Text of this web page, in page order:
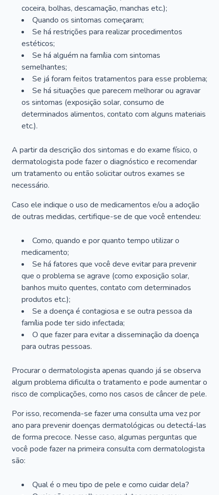
coceira, bolhas, descamação, manchas etc.);
Quando os sintomas começaram;
Se há restrições para realizar procedimentos
estéticos;
Se há alguém na família com sintomas
semelhantes;
Se já foram feitos tratamentos para esse problema;
Se há situações que parecem melhorar ou agravar
os sintomas (exposição solar, consumo de
determinados alimentos, contato com alguns materiais
etc.).
A partir da descrição dos sintomas e do exame físico, o
dermatologista pode fazer o diagnóstico e recomendar
um tratamento ou então solicitar outros exames se
necessário.
Caso ele indique o uso de medicamentos e/ou a adoção
de outras medidas, certifique-se de que você entendeu:
Como, quando e por quanto tempo utilizar o
medicamento;
Se há fatores que você deve evitar para prevenir
que o problema se agrave (como exposição solar,
banhos muito quentes, contato com determinados
produtos etc.);
Se a doença é contagiosa e se outra pessoa da
família pode ter sido infectada;
O que fazer para evitar a disseminação da doença
para outras pessoas.
Procurar o dermatologista apenas quando já se observa
algum problema dificulta o tratamento e pode aumentar o
risco de complicações, como nos casos de câncer de pele.
Por isso, recomenda-se fazer uma consulta uma vez por
ano para prevenir doenças dermatológicas ou detectá-las
de forma precoce. Nesse caso, algumas perguntas que
você pode fazer na primeira consulta com dermatologista
são:
Qual é o meu tipo de pele e como cuidar dela?